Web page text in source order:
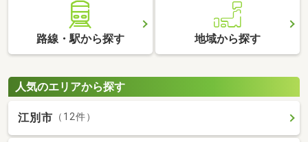
路線・駅から探す 地域から探す
人気のエリアから探す
江別市 （12件）